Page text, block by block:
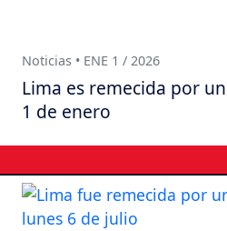
Noticias • ENE 1 / 2026
Lima es remecida por
1 de enero